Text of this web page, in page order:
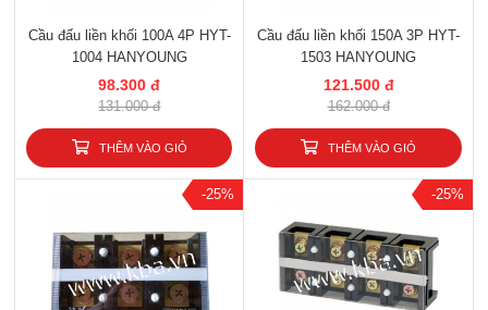
Cầu đấu liền khối 100A 4P HYT-
1004 HANYOUNG
98.300 đ
131.000 đ
THÊM VÀO GIỎ
Cầu đấu liền khối 150A 3P HYT-
1503 HANYOUNG
121.500 đ
162.000 đ
THÊM VÀO GIỎ
-25% -25%